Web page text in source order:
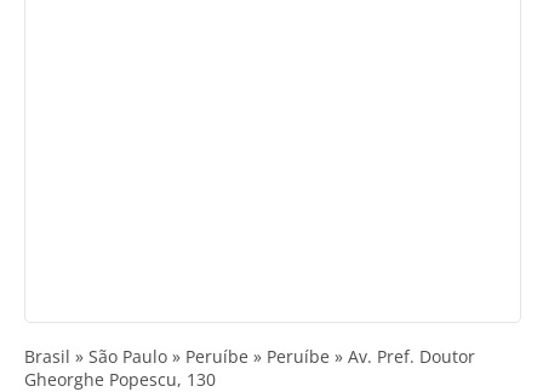
Brasil » São Paulo » Peruíbe » Peruíbe » Av. Pref. Doutor
Gheorghe Popescu, 130